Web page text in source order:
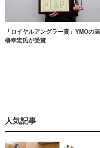
「ロイヤルアングラー賞」YMOの高
橋幸宏氏が受賞
人気記事